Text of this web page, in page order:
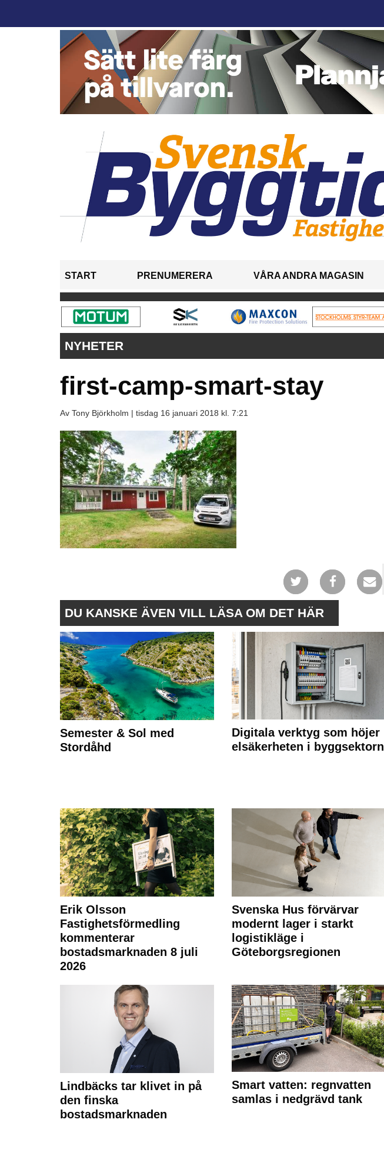
START PRENUMERERA VÅRA ANDRA MAGASIN
NYHETER
first-camp-smart-stay
Av Tony Björkholm | tisdag 16 januari 2018 kl. 7:21
DU KANSKE ÄVEN VILL LÄSA OM DET HÄR
Semester & Sol med
Stordåhd
Digitala verktyg som höjer
elsäkerheten i byggsektorn
Erik Olsson
Fastighetsförmedling
kommenterar
bostadsmarknaden 8 juli
2026
Svenska Hus förvärvar
modernt lager i starkt
logistikläge i
Göteborgsregionen
Lindbäcks tar klivet in på
den finska
bostadsmarknaden
Smart vatten: regnvatten
samlas i nedgrävd tank